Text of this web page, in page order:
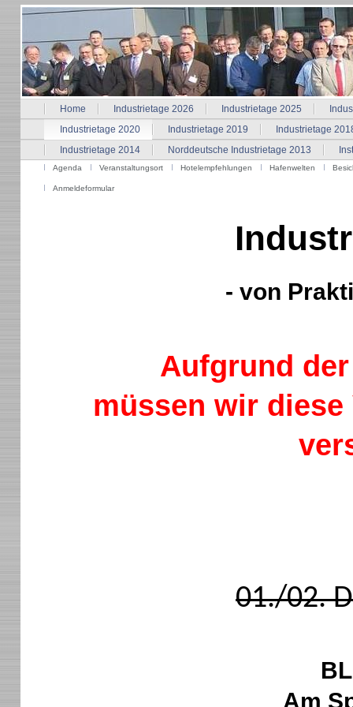
Home Industrietage 2026 Industrietage 2025
Industrietage 2020
Industrietage 2019
Industrietage
Industrietage 2014
Norddeutsche Industrietage 2013
Agenda Veranstaltungsort Hotelempfehlungen Hafenwelten
Anmeldeformular
- von
Aufgrund
müssen wir diese
01./02.
Am